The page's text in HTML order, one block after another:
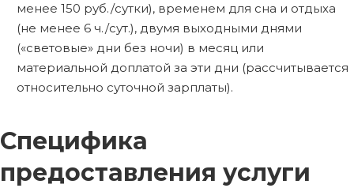
менее 150 руб./сутки), временем для сна и отдыха
(не менее 6 ч./сут.), двумя выходными днями
(«световые» дни без ночи) в месяц или
материальной доплатой за эти дни (рассчитывается
относительно суточной зарплаты).
Специфика
предоставления услуги